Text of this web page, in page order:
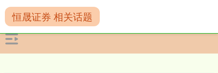
恒晟证券 相关话题